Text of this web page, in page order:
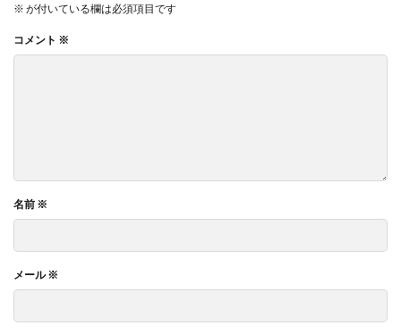
※ が付いている欄は必須項目です
コメント ※
名前 ※
メール※